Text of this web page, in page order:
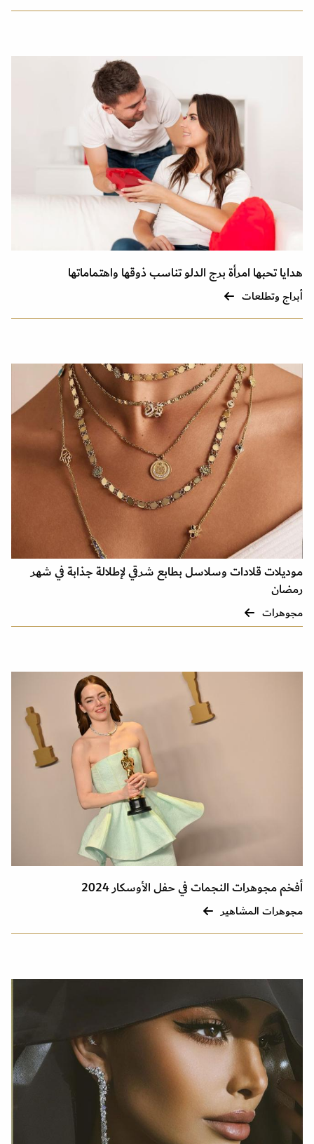
هدايا تحبها امرأة برج الدلو تناسب ذوقها واهتماماتها
أبراج وتطلعات
موديلات قلادات وسلاسل بطابع شرقي لإطلالة جذابة في شهر
رمضان
مجوهرات
أفخم مجوهرات النجمات في حفل الأوسكار 2024
مجوهرات المشاهير